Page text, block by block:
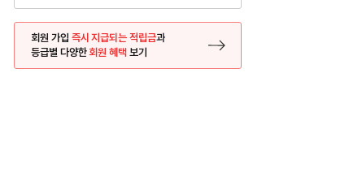
회원 가입 즉시 지급되는 적립금과
등급별 다양한회원 혜택 보기